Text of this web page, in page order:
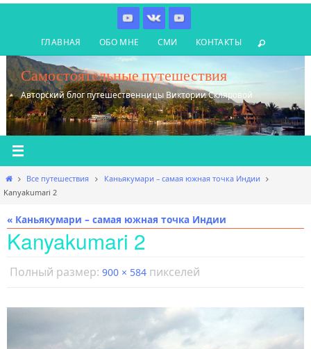
содержимому
ГЛАВНАЯ ОБО МНЕ СМИ КОНТАКТЫ
Самостоятельные путешествия
Авторский блог путешественницы Виктории Скляровой
Главная
Все путешествия
Каньякумари – самая южная точка Индии
Kanyakumari 2
« Каньякумари – самая южная точка Индии
Kanyakumari 2
Полный размер: 900 × 584 пикселей